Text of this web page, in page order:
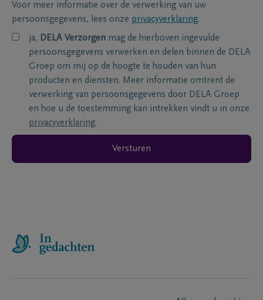
Voor meer informatie over de verwerking van uw
persoonsgegevens, lees onze privacyverklaring.
ja, DELA Verzorgen mag de hierboven ingevulde
persoonsgegevens verwerken en delen binnen de DELA
Groep om mij op de hoogte te houden van hun
producten en diensten. Meer informatie omtrent de
verwerking van persoonsgegevens door DELA Groep
en hoe u de toestemming kan intrekken vindt u in onze
privacyverklaring.
Versturen